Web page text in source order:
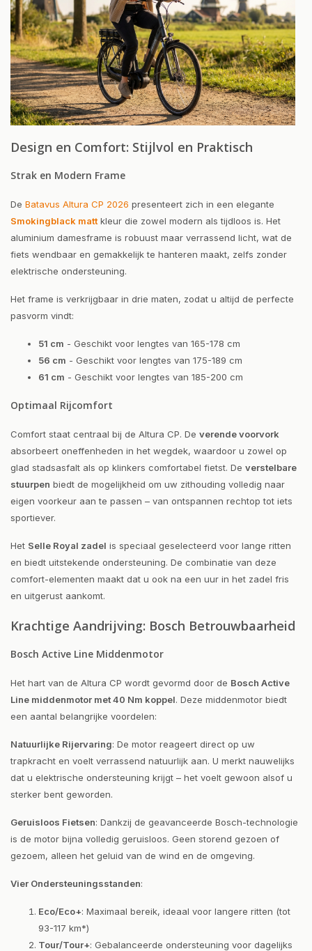
Design en Comfort: Stijlvol en Praktisch
Strak en Modern Frame
De Batavus Altura CP 2026 presenteert zich in een elegante
Smokingblack matt kleur die zowel modern als tijdloos is. Het
aluminium damesframe is robuust maar verrassend licht, wat de
fiets wendbaar en gemakkelijk te hanteren maakt, zelfs zonder
elektrische ondersteuning.
Het frame is verkrijgbaar in drie maten, zodat u altijd de perfecte
pasvorm vindt:
51 cm - Geschikt voor lengtes van 165-178 cm
56 cm - Geschikt voor lengtes van 175-189 cm
61 cm - Geschikt voor lengtes van 185-200 cm
Optimaal Rijcomfort
Comfort staat centraal bij de Altura CP. De verende voorvork
absorbeert oneffenheden in het wegdek, waardoor u zowel op
glad stadsasfalt als op klinkers comfortabel fietst. De verstelbare
stuurpen biedt de mogelijkheid om uw zithouding volledig naar
eigen voorkeur aan te passen – van ontspannen rechtop tot iets
sportiever.
Het Selle Royal zadel is speciaal geselecteerd voor lange ritten
en biedt uitstekende ondersteuning. De combinatie van deze
comfort-elementen maakt dat u ook na een uur in het zadel fris
en uitgerust aankomt.
Krachtige Aandrijving: Bosch Betrouwbaarheid
Bosch Active Line Middenmotor
Het hart van de Altura CP wordt gevormd door de Bosch Active
Line middenmotor met 40 Nm koppel. Deze middenmotor biedt
een aantal belangrijke voordelen:
Natuurlijke Rijervaring: De motor reageert direct op uw
trapkracht en voelt verrassend natuurlijk aan. U merkt nauwelijks
dat u elektrische ondersteuning krijgt – het voelt gewoon alsof u
sterker bent geworden.
Geruisloos Fietsen: Dankzij de geavanceerde Bosch-technologie
is de motor bijna volledig geruisloos. Geen storend gezoen of
gezoem, alleen het geluid van de wind en de omgeving.
Vier Ondersteuningsstanden:
Eco/Eco+: Maximaal bereik, ideaal voor langere ritten (tot
93-117 km*)
Tour/Tour+: Gebalanceerde ondersteuning voor dagelijks